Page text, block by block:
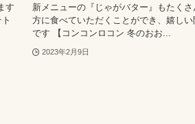
す
新メニューの『じゃがバター』もたくさ
方に食べていただくことができ、嬉しい
です 【コンコンロコン 冬のおお...
2023年2月9日